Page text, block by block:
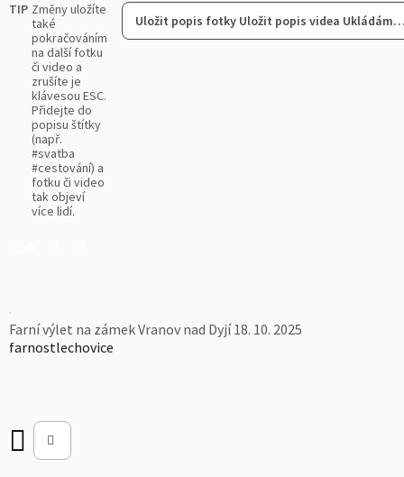
TIP Změny uložíte
také
pokračováním
na další fotku
či video a
zrušíte je
klávesou ESC.
Přidejte do
popisu štítky
(např.
#svatba
#cestování) a
fotku či video
tak objeví
více lidí.
Uložit popis fotky Uložit popis videa
Farní výlet na zámek Vranov nad Dyjí 18. 10. 2025
farnostlechovice